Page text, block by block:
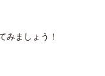
みましょう！